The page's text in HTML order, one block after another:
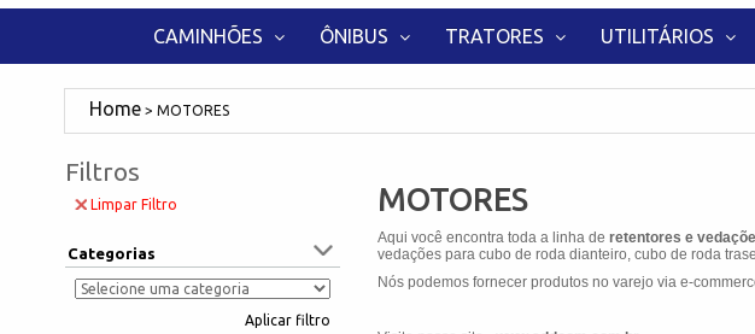
CAMINHÕES ÔNIBUS TRATORES UTILITÁRIOS
MOTORES
Filtros
Limpar Filtro
Categorias
Aplicar filtro
MOTORES
Aqui você encontra toda a linha de retentores e
vedações para cubo de roda dianteiro, cubo de roda
Nós podemos fornecer produtos no varejo via e-